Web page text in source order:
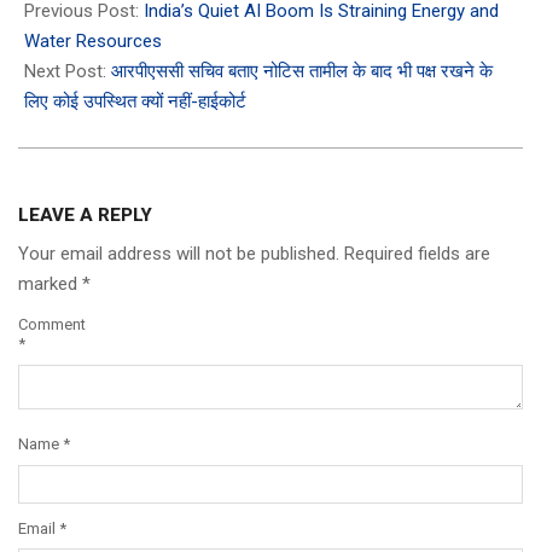
01-
08
Previous Post: India’s Quiet AI Boom Is Straining Energy and
Water Resources
Next Post: आरपीएससी सचिव बताए नोटिस तामील के बाद भी पक्ष रखने के
लिए कोई उपस्थित क्यों नहीं-हाईकोर्ट
LEAVE A REPLY
Your email address will not be published. Required fields are
marked *
Comment
*
Name *
Email *